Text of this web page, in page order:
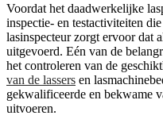
Voordat het daadwerkelijke
inspectie- en testactiviteiten
lasinspecteur zorgt ervoor dat
uitgevoerd. Eén van de
het controleren van de
van de lassers en
gekwalificeerde en bekwame
uitvoeren.